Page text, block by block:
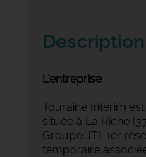
L'entreprise
Touraine Intérim
située à La Riche
Groupe JTI, 1er
temporaire